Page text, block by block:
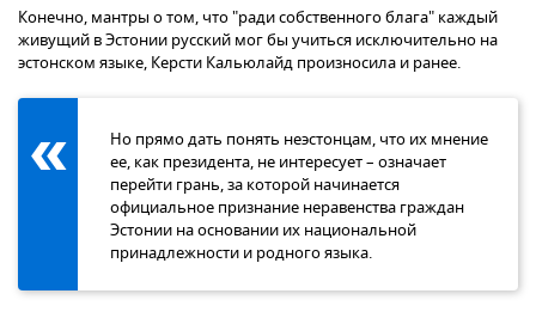
Конечно, мантры о том, что "ради собственного блага" каждый
живущий в Эстонии русский мог бы учиться исключительно на
эстонском языке, Керсти Кальюлайд произносила и ранее.
Но прямо дать понять неэстонцам, что их мнение
ее, как президента, не интересует – означает
перейти грань, за которой начинается
официальное признание неравенства граждан
Эстонии на основании их национальной
принадлежности и родного языка.